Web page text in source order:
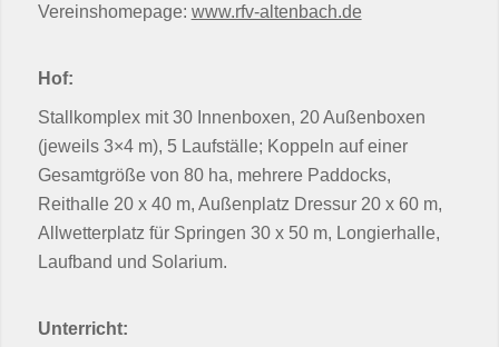
Vereinshomepage: www.rfv-altenbach.de
Hof:
Stallkomplex mit 30 Innenboxen, 20 Außenboxen
(jeweils 3×4 m), 5 Laufställe; Koppeln auf einer
Gesamtgröße von 80 ha, mehrere Paddocks,
Reithalle 20 x 40 m, Außenplatz Dressur 20 x 60 m,
Allwetterplatz für Springen 30 x 50 m, Longierhalle,
Laufband und Solarium.
Unterricht: